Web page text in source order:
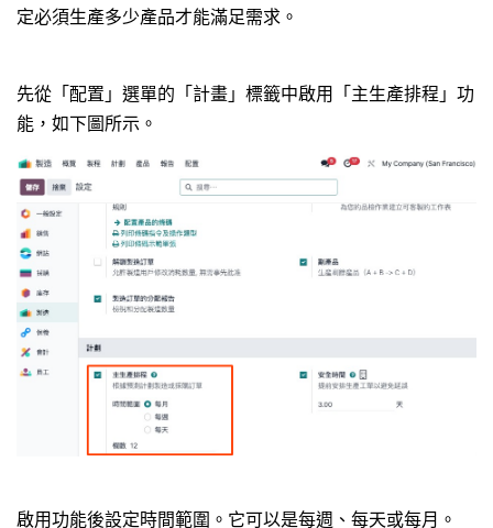
定必須生產多少產品才能滿足需求。
先從「配置」選單的「計畫」標籤中啟用「主生產排程」功
能，如下圖所示。
啟用功能後設定時間範圍。它可以是每週、每天或每月。